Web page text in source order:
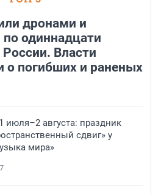
дронами и
одиннадцати
Власти
о погибших и раненых
июля–2 августа: праздник
сдвиг» у
мира»
7